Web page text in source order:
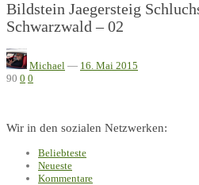
Bildstein Jaegersteig
Schwarzwald – 02
Michael — 16. Mai 2015
90 0 0
Wir in den sozialen Netzwerken:
Beliebteste
Neueste
Kommentare